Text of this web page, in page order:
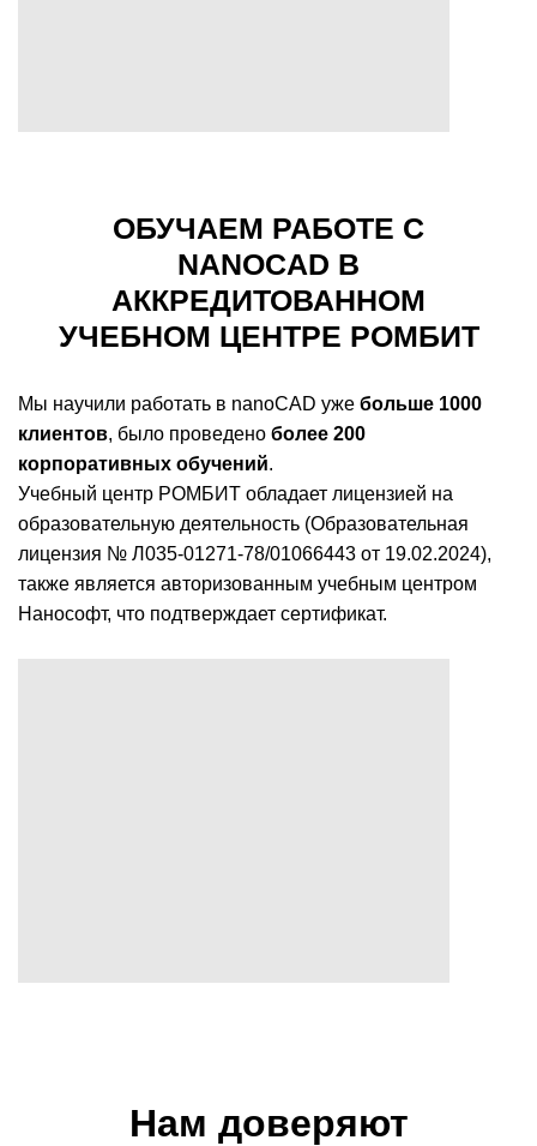
ОБУЧАЕМ РАБОТЕ С
NANOCAD В
АККРЕДИТОВАННОМ
УЧЕБНОМ ЦЕНТРЕ РОМБИТ
Мы научили работать в nanoCAD уже больше 1000
клиентов, было проведено более 200
корпоративных обучений.
Учебный центр РОМБИТ обладает лицензией на
образовательную деятельность (Образовательная
лицензия № Л035-01271-78/01066443 от 19.02.2024),
также является авторизованным учебным центром
Нанософт, что подтверждает сертификат.
Нам доверяют